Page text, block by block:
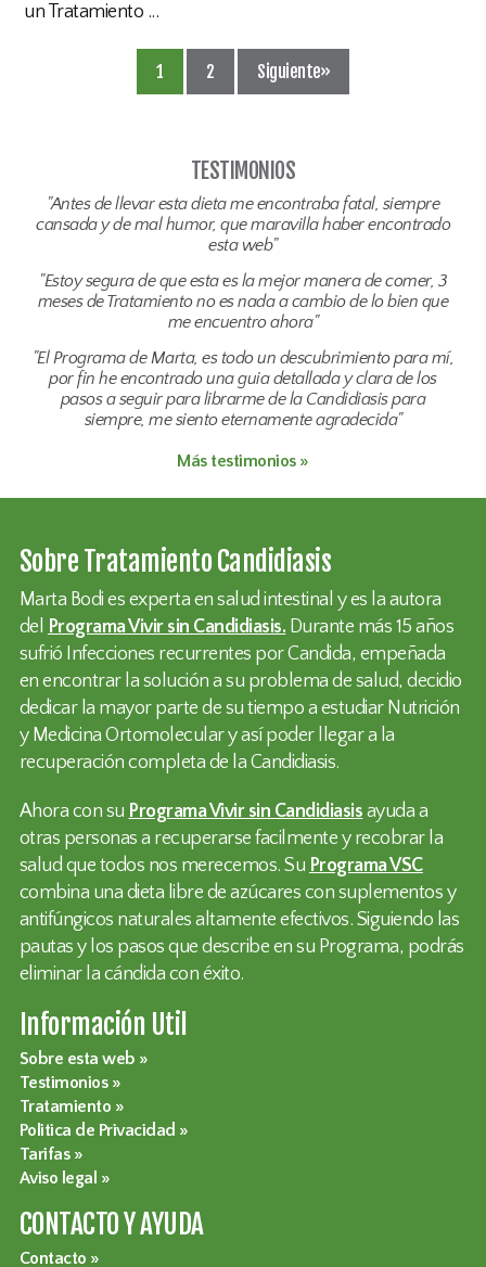
un Tratamiento ...
1 2 Siguiente»
TESTIMONIOS
"Antes de llevar esta dieta me encontraba fatal, siempre
cansada y de mal humor, que maravilla haber encontrado
esta web"
"Estoy segura de que esta es la mejor manera de comer, 3
meses de Tratamiento no es nada a cambio de lo bien que
me encuentro ahora"
"El Programa de Marta, es todo un descubrimiento para mí,
por fin he encontrado una guia detallada y clara de los
pasos a seguir para librarme de la Candidiasis para
siempre, me siento eternamente agradecida"
Más testimonios »
Sobre Tratamiento Candidiasis
Marta Bodi es experta en salud intestinal y es la autora
del Programa Vivir sin Candidiasis. Durante más 15 años
sufrió Infecciones recurrentes por Candida, empeñada
en encontrar la solución a su problema de salud, decidio
dedicar la mayor parte de su tiempo a estudiar Nutrición
y Medicina Ortomolecular y así poder llegar a la
recuperación completa de la Candidiasis.
Ahora con su Programa Vivir sin Candidiasis ayuda a
otras personas a recuperarse facilmente y recobrar la
salud que todos nos merecemos. Su Programa VSC
combina una dieta libre de azúcares con suplementos y
antifúngicos naturales altamente efectivos. Siguiendo las
pautas y los pasos que describe en su Programa, podrás
eliminar la cándida con éxito.
Información Util
Sobre esta web
Testimonios
Tratamiento
Politica de Privacidad
Tarifas
Aviso legal
CONTACTO Y AYUDA
Contacto